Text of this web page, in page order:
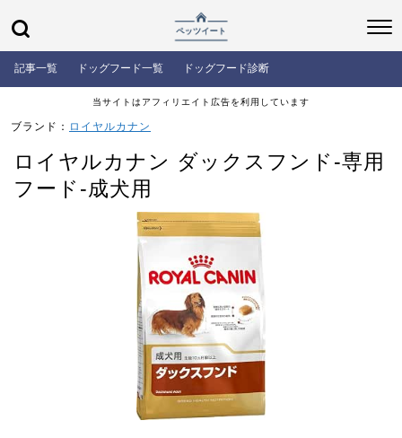
記事一覧 ドッグフード一覧 ドッグフード診断
当サイトはアフィリエイト広告を利用しています
ブランド： ロイヤルカナン
ロイヤルカナン ダックスフンド-専用
フード-成犬用